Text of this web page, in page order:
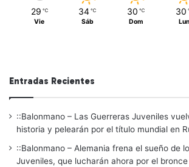
29 ℃
Vie
34 ℃
Sáb
30 ℃
Dom
30
Lun
Entradas Recientes
::Balonmano – Las Guerreras Juveniles
historia y pelearán por el título mundial en
::Balonmano – Alemania frena el sueño de
Juveniles, que lucharán ahora por el